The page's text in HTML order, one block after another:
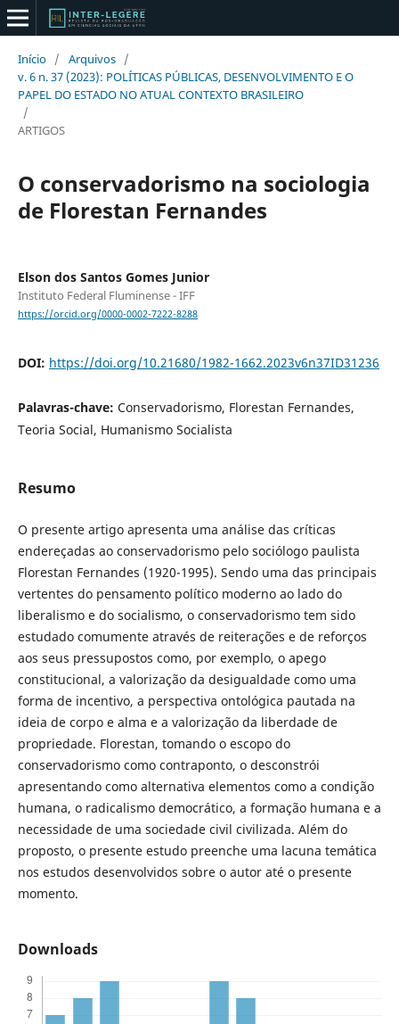
Início / Arquivos /
v. 6 n. 37 (2023): POLÍTICAS PÚBLICAS, DESENVOLVIMENTO E O
PAPEL DO ESTADO NO ATUAL CONTEXTO BRASILEIRO
/
ARTIGOS
O conservadorismo na sociologia
de Florestan Fernandes
Elson dos Santos Gomes Junior
Instituto Federal Fluminense - IFF
https://orcid.org/0000-0002-7222-8288
DOI: https://doi.org/10.21680/1982-1662.2023v6n37ID31236
Palavras-chave: Conservadorismo, Florestan Fernandes,
Teoria Social, Humanismo Socialista
Resumo
O presente artigo apresenta uma análise das críticas
endereçadas ao conservadorismo pelo sociólogo paulista
Florestan Fernandes (1920-1995). Sendo uma das principais
vertentes do pensamento político moderno ao lado do
liberalismo e do socialismo, o conservadorismo tem sido
estudado comumente através de reiterações e de reforços
aos seus pressupostos como, por exemplo, o apego
constitucional, a valorização da desigualdade como uma
forma de incentivo, a perspectiva ontológica pautada na
ideia de corpo e alma e a valorização da liberdade de
propriedade. Florestan, tomando o escopo do
conservadorismo como contraponto, o desconstrói
apresentando como alternativa elementos como a condição
humana, o radicalismo democrático, a formação humana e a
necessidade de uma sociedade civil civilizada. Além do
proposto, o presente estudo preenche uma lacuna temática
nos estudos desenvolvidos sobre o autor até o presente
momento.
Downloads